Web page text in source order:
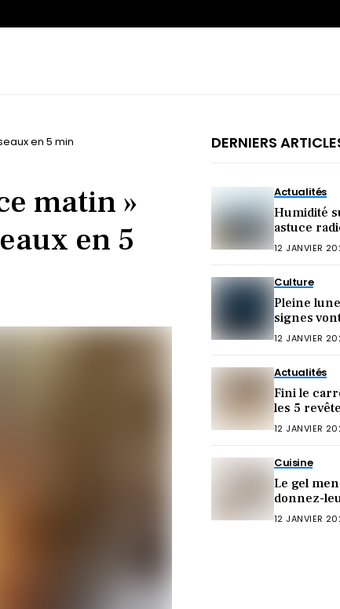
en 5 min
matin »
en 5
DERNIERS
Actualités
Humidité
astuce
votre santé
12 JANVIER
Culture
Pleine
signes
12 JANVIER
Actualités
Fini le
les 5
sensation
12 JANVIER
Cuisine
Le gel
donnez-
crucial
12 JANVIER